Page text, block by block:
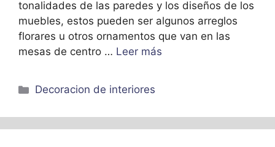
tonalidades de las paredes y los diseños de los
muebles, estos pueden ser algunos arreglos
florares u otros ornamentos que van en las
mesas de centro … Leer más
Categorías
Decoracion de interiores